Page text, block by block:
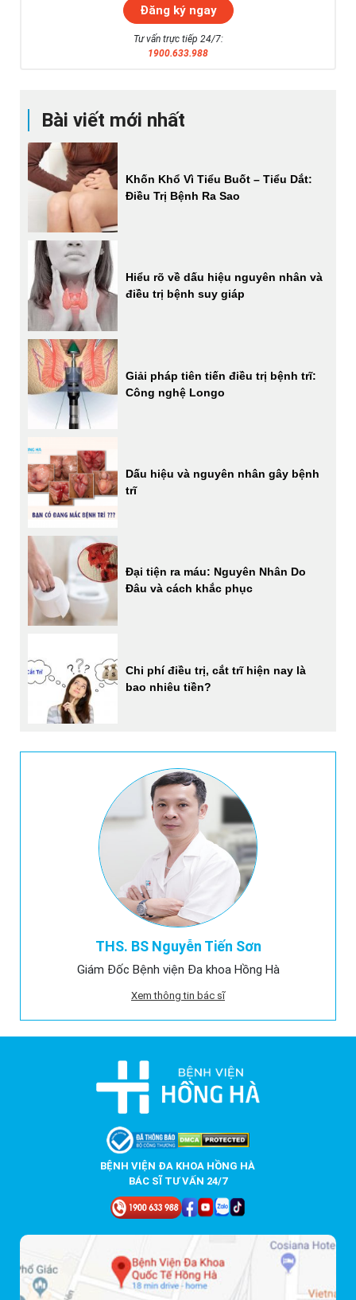
THS. BS Nguyễn Tiến Sơn
Giám Đốc Bệnh viện Đa khoa Hồng Hà
Xem thông tin bác sĩ
Bài viết mới nhất
Khốn Khổ Vì Tiểu Buốt – Tiểu Dắt:
Điều Trị Bệnh Ra Sao
Hiểu rõ về dấu hiệu nguyên nhân và
điều trị bệnh suy giáp
Giải pháp tiên tiến điều trị bệnh trĩ:
Công nghệ Longo
Dấu hiệu và nguyên nhân gây bệnh
trĩ
Đại tiện ra máu: Nguyên Nhân Do
Đâu và cách khắc phục
Chi phí điều trị, cắt trĩ hiện nay là
bao nhiêu tiền?
Tư vấn trực tiếp 24/7:
1900.633.988
BỆNH VIỆN ĐA KHOA HỒNG HÀ
BÁC SĨ TƯ VẤN 24/7